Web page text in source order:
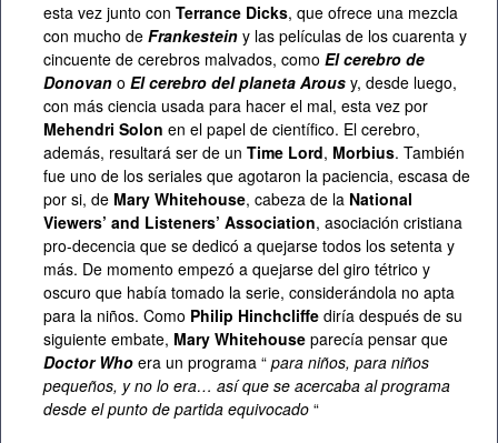
esta vez junto con Terrance Dicks, que ofrece una mezcla
con mucho de Frankestein y las películas de los cuarenta y
cincuente de cerebros malvados, como El cerebro de
Donovan o El cerebro del planeta Arous y, desde luego,
con más ciencia usada para hacer el mal, esta vez por
Mehendri Solon en el papel de científico. El cerebro,
además, resultará ser de un Time Lord, Morbius. También
fue uno de los seriales que agotaron la paciencia, escasa de
por si, de Mary Whitehouse, cabeza de la National
Viewers’ and Listeners’ Association, asociación cristiana
pro-decencia que se dedicó a quejarse todos los setenta y
más. De momento empezó a quejarse del giro tétrico y
oscuro que había tomado la serie, considerándola no apta
para la niños. Como Philip Hinchcliffe diría después de su
siguiente embate, Mary Whitehouse parecía pensar que
Doctor Who era un programa “ para niños, para niños
pequeños, y no lo era… así que se acercaba al programa
desde el punto de partida equivocado “